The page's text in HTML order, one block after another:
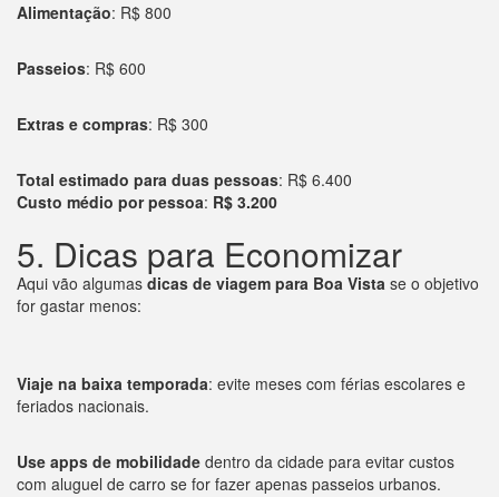
Alimentação: R$ 800
Passeios: R$ 600
Extras e compras: R$ 300
Total estimado para duas pessoas: R$ 6.400
Custo médio por pessoa: R$ 3.200
5. Dicas para Economizar
Aqui vão algumas dicas de viagem para Boa Vista se o objetivo
for gastar menos:
Viaje na baixa temporada: evite meses com férias escolares e
feriados nacionais.
Use apps de mobilidade dentro da cidade para evitar custos
com aluguel de carro se for fazer apenas passeios urbanos.